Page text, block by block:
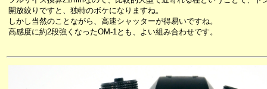
開放絞りですと、独特のボケになりますね。
しかし当然のことながら、高速シャッターが得易いですね。
高感度に約2段強くなったOM-1とも、よい組み合わせです。